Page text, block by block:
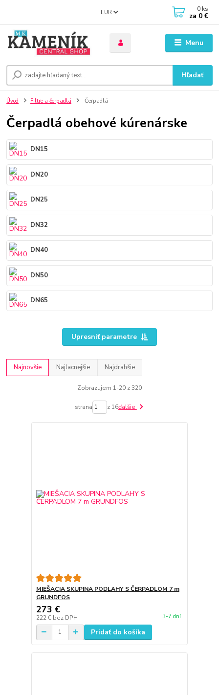
Menu
EUR
Hľadať
0 ks
za 0 €
Úvod Filtre a čerpadlá Čerpadlá
Čerpadlá obehové kúrenárske
DN15
DN20
DN25
DN32
DN40
DN50
DN65
Upresniť parametre
Najnovšie Najlacnejšie Najdrahšie
Zobrazujem 1-20 z 320
strana z 16ďalšie
MIEŠACIA SKUPINA PODLAHY S ČERPADLOM 7 m
GRUNDFOS
273 €
222 € bez DPH 3-7 dní
Pridať do košíka